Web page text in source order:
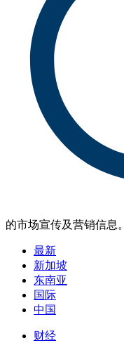
的市场宣传及营销信息。
最新
新加坡
东南亚
国际
中国
财经